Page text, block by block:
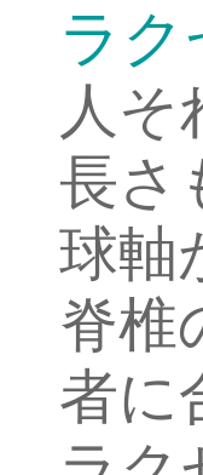
ラ
人
長さ
球軸
脊椎
者に